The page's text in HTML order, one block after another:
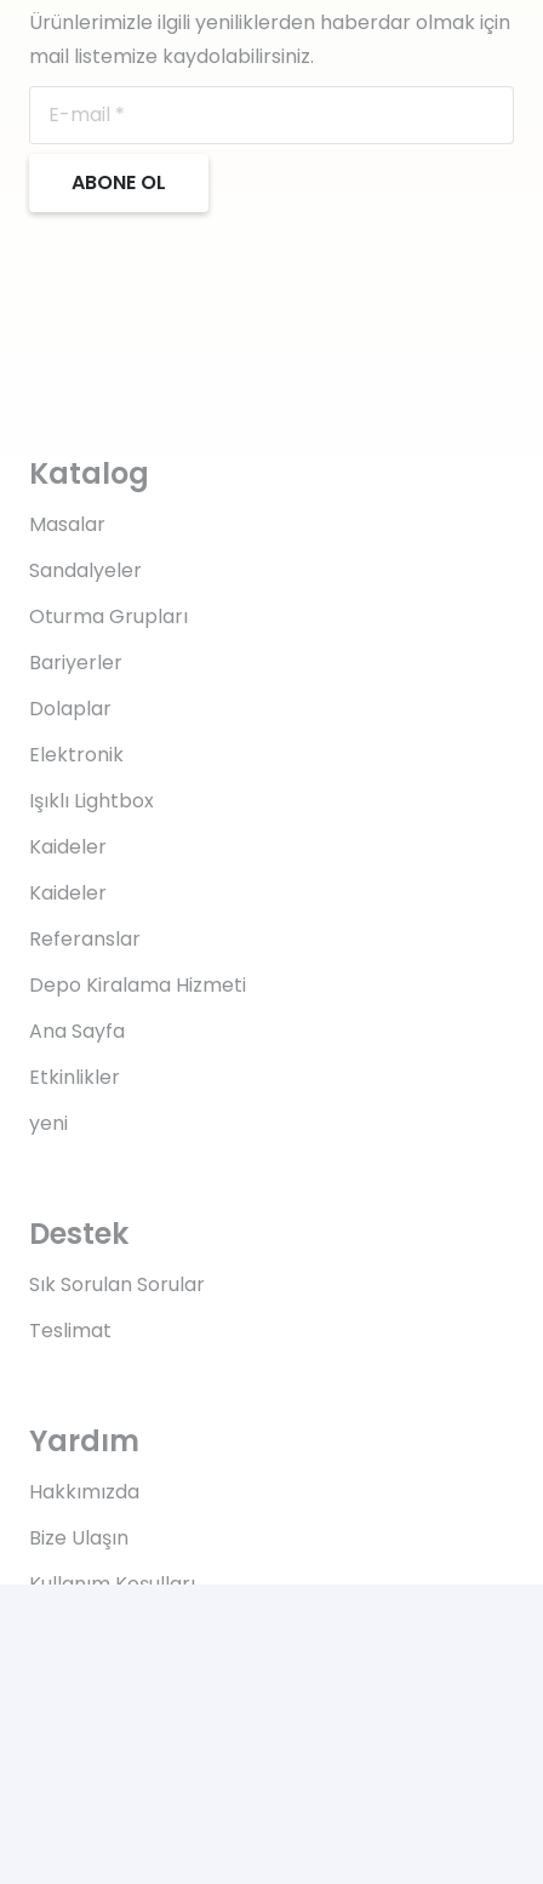
Ürünlerimizle ilgili yeniliklerden haberdar olmak için
mail listemize kaydolabilirsiniz.
ABONE OL
Katalog
Masalar
Sandalyeler
Oturma Grupları
Bariyerler
Dolaplar
Elektronik
Işıklı Lightbox
Kaideler
Kaideler
Referanslar
Depo Kiralama Hizmeti
Ana Sayfa
Etkinlikler
yeni
Destek
Sık Sorulan Sorular
Teslimat
Yardım
Hakkımızda
Bize Ulaşın
Kullanım Koşulları